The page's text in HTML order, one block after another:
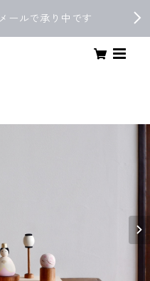
ールで承り中です